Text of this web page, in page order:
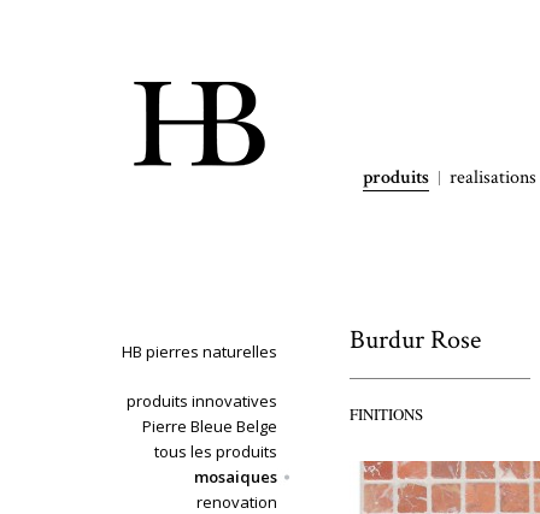
produits realisations
HB pierres naturelles
produits innovatives
Pierre Bleue Belge
tous les produits
mosaiques
renovation
Burdur Rose
FINITIONS